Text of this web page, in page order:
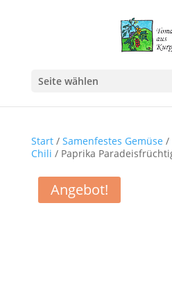
Seite wählen
Start/ Samenfestes Gemüse /
Chili / Paprika
Angebot!